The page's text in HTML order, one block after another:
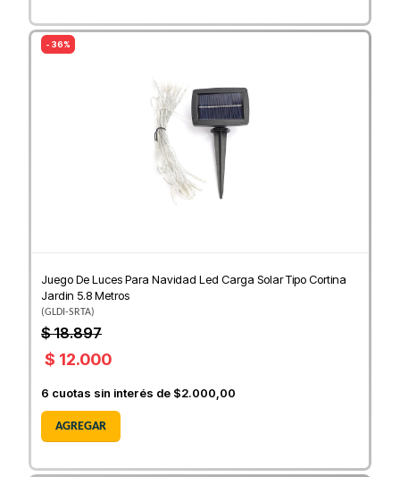
- 36%
Juego De Luces Para Navidad Led Carga Solar Tipo Cortina
Jardin 5.8 Metros
(GLDI-SRTA)
$ 18.897
$ 12.000
6 cuotas sin interés de $2.000,00
AGREGAR